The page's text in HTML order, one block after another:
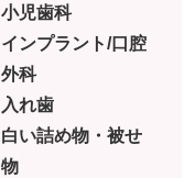
小児歯科
インプラント/口腔
外科
入れ歯
白い詰め物・被せ
物